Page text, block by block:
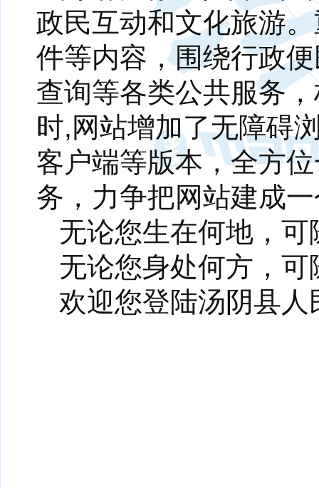
政民互动和文化旅游
件等内容，围绕行政
查询等各类公共服务
时,网站增加了无障碍
客户端等版本，全方
务，力争把网站建成
无论您生在何地，
无论您身处何方，
欢迎您登陆汤阴县